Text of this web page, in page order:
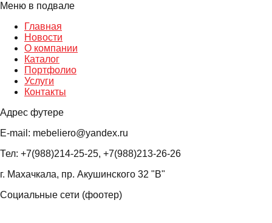
Меню в подвале
Главная
Новости
О компании
Каталог
Портфолио
Услуги
Контакты
Адрес футере
E-mail: mebeliero@yandex.ru
Тел: +7(988)214-25-25, +7(988)213-26-26
г. Махачкала, пр. Акушинского 32 "В"
Социальные сети (фоотер)